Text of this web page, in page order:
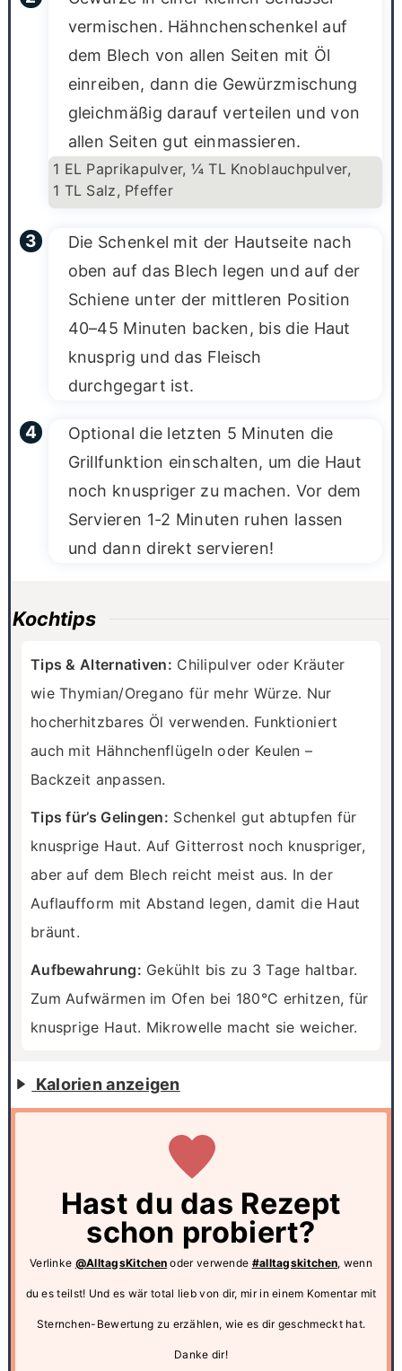
vermischen. Hähnchenschenkel auf
dem Blech von allen Seiten mit Öl
einreiben, dann die Gewürzmischung
gleichmäßig darauf verteilen und von
allen Seiten gut einmassieren.
1 EL Paprikapulver, ¼ TL Knoblauchpulver,
1 TL Salz, Pfeffer
Die Schenkel mit der Hautseite nach
oben auf das Blech legen und auf der
Schiene unter der mittleren Position
40–45 Minuten backen, bis die Haut
knusprig und das Fleisch
durchgegart ist.
Optional die letzten 5 Minuten die
Grillfunktion einschalten, um die Haut
noch knuspriger zu machen. Vor dem
Servieren 1-2 Minuten ruhen lassen
und dann direkt servieren!
Kochtips
Tips & Alternativen: Chilipulver oder Kräuter
wie Thymian/Oregano für mehr Würze. Nur
hocherhitzbares Öl verwenden. Funktioniert
auch mit Hähnchenflügeln oder Keulen –
Backzeit anpassen.
Tips für’s Gelingen: Schenkel gut abtupfen für
knusprige Haut. Auf Gitterrost noch knuspriger,
aber auf dem Blech reicht meist aus. In der
Auflaufform mit Abstand legen, damit die Haut
bräunt.
Aufbewahrung: Gekühlt bis zu 3 Tage haltbar.
Zum Aufwärmen im Ofen bei 180°C erhitzen, für
knusprige Haut. Mikrowelle macht sie weicher.
Kalorien anzeigen
Hast du das Rezept
schon probiert?
Verlinke @AlltagsKitchen oder verwende #alltagskitchen, wenn
du es teilst! Und es wär total lieb von dir, mir in einem Komentar mit
Sternchen-Bewertung zu erzählen, wie es dir geschmeckt hat.
Danke dir!